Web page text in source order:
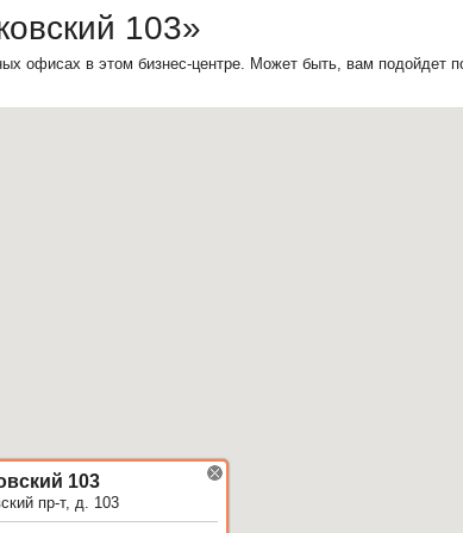
103»
офисах в этом бизнес-центре. Может быть, вам подойдет
103
пр-т, д. 103